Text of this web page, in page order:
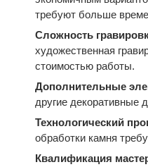
требуют больше
Сложность
художественная
стоимостью работы.
Дополнительные
другие декоративные
Технологический
обработки камня
Квалификация